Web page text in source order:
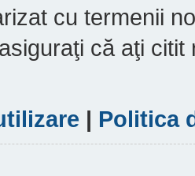
cu termenii
că aţi
| Politica